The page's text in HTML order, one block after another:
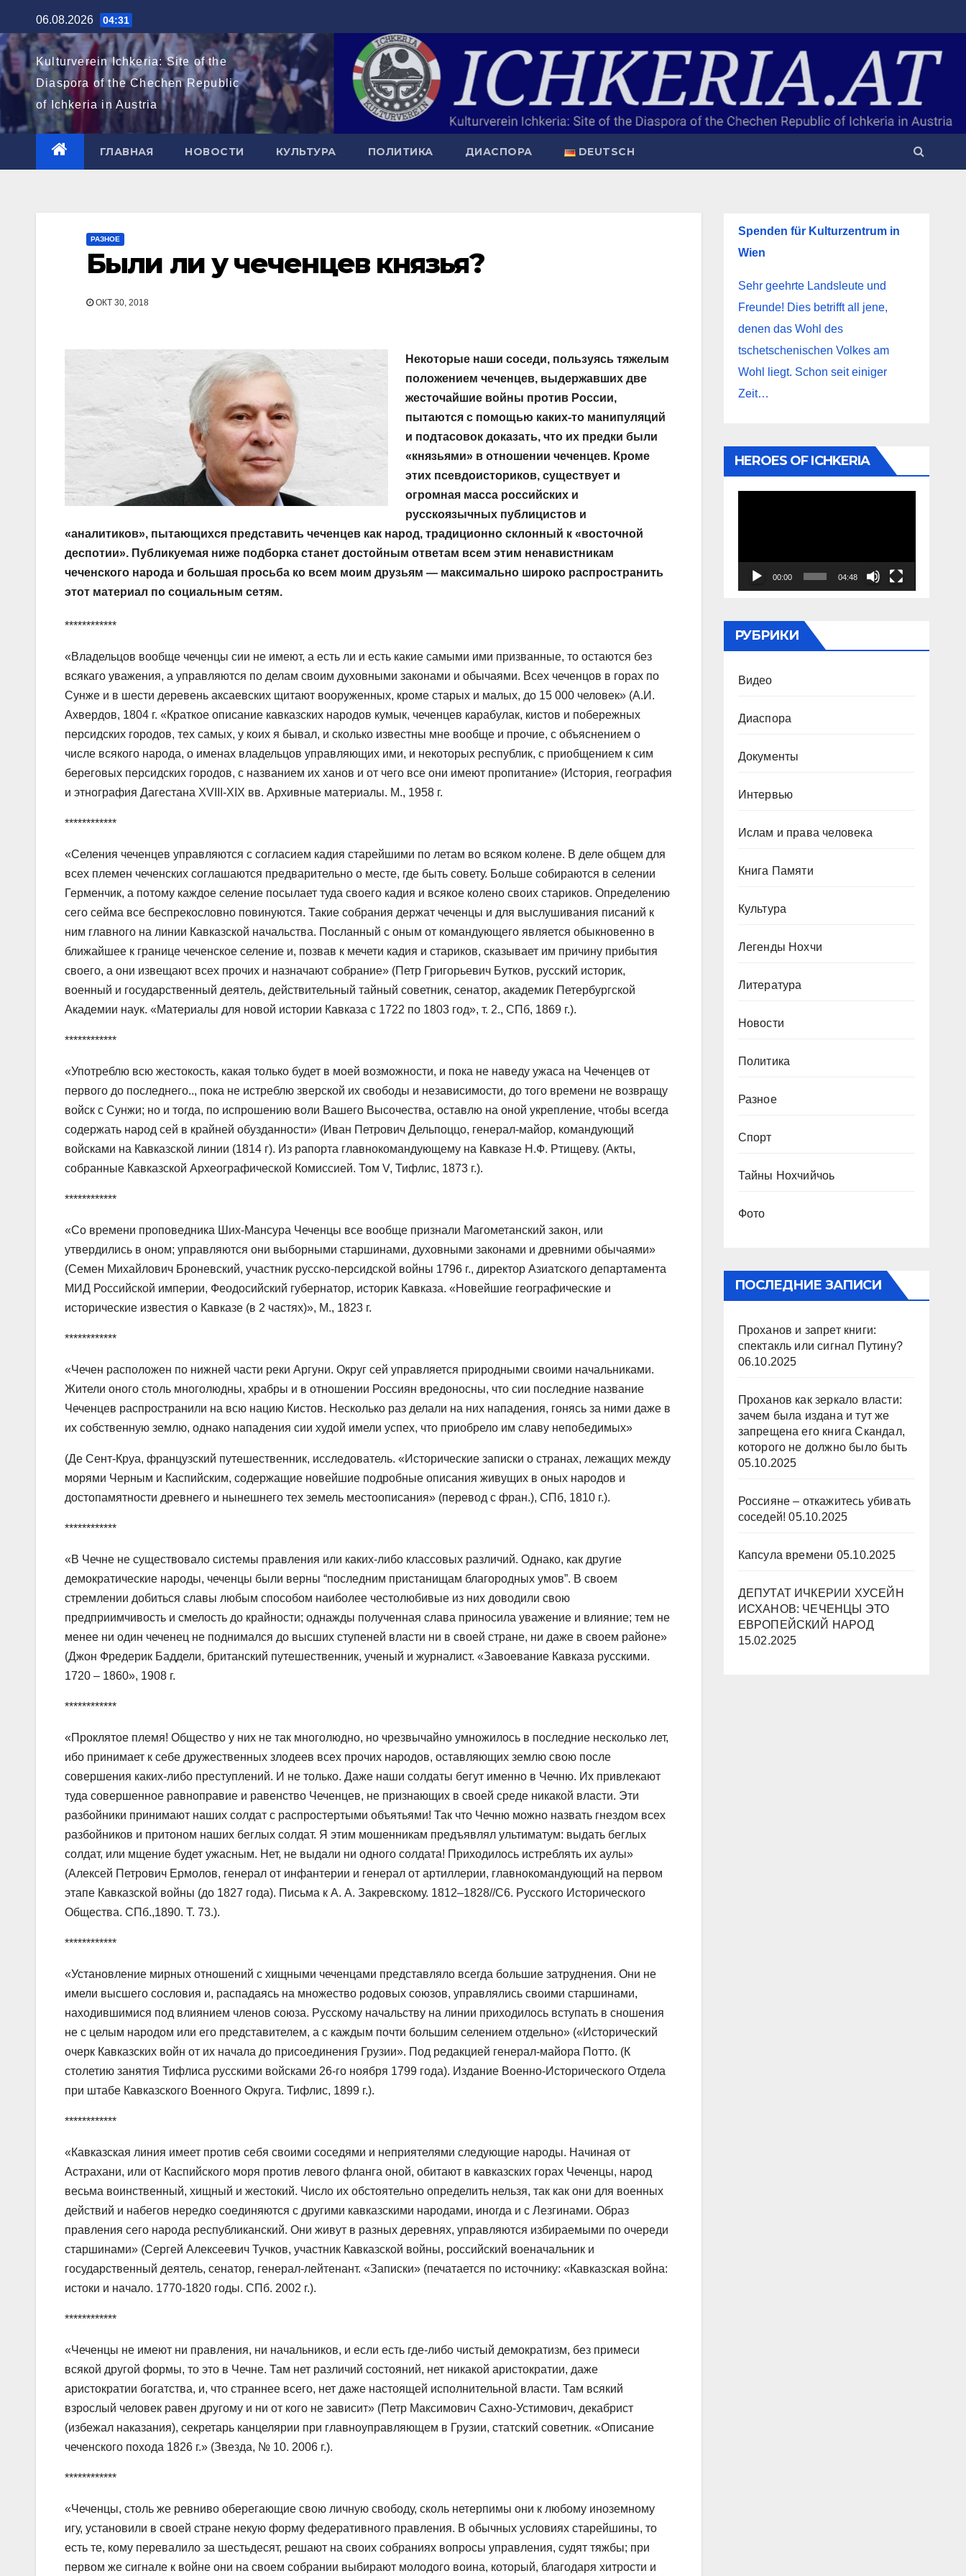
к
содержимому
06.08.2026 04:31
Kulturverein Ichkeria: Site of the
Diaspora of the Chechen Republic
of Ichkeria in Austria
ГЛАВНАЯ НОВОСТИ КУЛЬТУРА ПОЛИТИКА ДИАСПОРА DEUTSCH
РАЗНОЕ
Были ли у чеченцев князья?
ОКТ 30, 2018
Некоторые наши соседи, пользуясь тяжелым
положением чеченцев, выдержавших две
жесточайшие войны против России,
пытаются с помощью каких-то манипуляций
и подтасовок доказать, что их предки были
«князьями» в отношении чеченцев. Кроме
этих псевдоисториков, существует и
огромная масса российских и
русскоязычных публицистов и
«аналитиков», пытающихся представить чеченцев как народ, традиционно склонный к «восточной
деспотии». Публикуемая ниже подборка станет достойным ответам всем этим ненавистникам
чеченского народа и большая просьба ко всем моим друзьям — максимально широко распространить
этот материал по социальным сетям.
************
«Владельцов вообще чеченцы сии не имеют, а есть ли и есть какие самыми ими призванные, то остаются без
всякаго уважения, а управляются по делам своим духовными законами и обычаями. Всех чеченцов в горах по
Сунже и в шести деревень аксаевских щитают вооруженных, кроме старых и малых, до 15 000 человек» (А.И.
Ахвердов, 1804 г. «Краткое описание кавказских народов кумык, чеченцев карабулак, кистов и побережных
персидских городов, тех самых, у коих я бывал, и сколько известны мне вообще и прочие, с объяснением о
числе всякого народа, о именах владельцов управляющих ими, и некоторых республик, с приобщением к сим
береговых персидских городов, с названием их ханов и от чего все они имеют пропитание» (История, география
и этнография Дагестана XVIII-XIX вв. Архивные материалы. М., 1958 г.
************
«Селения чеченцев управляются с согласием кадия старейшими по летам во всяком колене. В деле общем для
всех племен чеченских соглашаются предварительно о месте, где быть совету. Больше собираются в селении
Герменчик, а потому каждое селение посылает туда своего кадия и всякое колено своих стариков. Определению
сего сейма все беспрекословно повинуются. Такие собрания держат чеченцы и для выслушивания писаний к
ним главного на линии Кавказской начальства. Посланный с оным от командующего является обыкновенно в
ближайшее к границе чеченское селение и, позвав к мечети кадия и стариков, сказывает им причину прибытия
своего, а они извещают всех прочих и назначают собрание» (Петр Григорьевич Бутков, русский историк,
военный и государственный деятель, действительный тайный советник, сенатор, академик Петербургской
Академии наук. «Материалы для новой истории Кавказа с 1722 по 1803 год», т. 2., СПб, 1869 г.).
************
«Употреблю всю жестокость, какая только будет в моей возможности, и пока не наведу ужаса на Чеченцев от
первого до последнего.., пока не истреблю зверской их свободы и независимости, до того времени не возвращу
войск с Сунжи; но и тогда, по испрошению воли Вашего Высочества, оставлю на оной укрепление, чтобы всегда
содержать народ сей в крайней обузданности» (Иван Петрович Дельпоццо, генерал-майор, командующий
войсками на Кавказской линии (1814 г). Из рапорта главнокомандующему на Кавказе Н.Ф. Ртищеву. (Акты,
собранные Кавказской Археографической Комиссией. Том V, Тифлис, 1873 г.).
************
«Со времени проповедника Ших-Мансура Чеченцы все вообще признали Магометанский закон, или
утвердились в оном; управляются они выборными старшинами, духовными законами и древними обычаями»
(Семен Михайлович Броневский, участник русско-персидской войны 1796 г., директор Азиатского департамента
МИД Российской империи, Феодосийский губернатор, историк Кавказа. «Новейшие географические и
исторические известия о Кавказе (в 2 частях)», М., 1823 г.
************
«Чечен расположен по нижней части реки Аргуни. Округ сей управляется природными своими начальниками.
Жители оного столь многолюдны, храбры и в отношении Россиян вредоносны, что сии последние название
Чеченцев распространили на всю нацию Кистов. Несколько раз делали на них нападения, гонясь за ними даже в
их собственную землю, однако нападения сии худой имели успех, что приобрело им славу непобедимых»
(Де Сент-Круа, французский путешественник, исследователь. «Исторические записки о странах, лежащих между
морями Черным и Каспийским, содержащие новейшие подробные описания живущих в оных народов и
достопамятности древнего и нынешнего тех земель местоописания» (перевод с фран.), СПб, 1810 г.).
************
«В Чечне не существовало системы правления или каких-либо классовых различий. Однако, как другие
демократические народы, чеченцы были верны “последним пристанищам благородных умов”. В своем
стремлении добиться славы любым способом наиболее честолюбивые из них доводили свою
предприимчивость и смелость до крайности; однажды полученная слава приносила уважение и влияние; тем не
менее ни один чеченец не поднимался до высших ступеней власти ни в своей стране, ни даже в своем районе»
(Джон Фредерик Баддели, британский путешественник, ученый и журналист. «Завоевание Кавказа русскими.
1720 – 1860», 1908 г.
************
«Проклятое племя! Общество у них не так многолюдно, но чрезвычайно умножилось в последние несколько лет,
ибо принимает к себе дружественных злодеев всех прочих народов, оставляющих землю свою после
совершения каких-либо преступлений. И не только. Даже наши солдаты бегут именно в Чечню. Их привлекают
туда совершенное равноправие и равенство Чеченцев, не признающих в своей среде никакой власти. Эти
разбойники принимают наших солдат с распростертыми объятьями! Так что Чечню можно назвать гнездом всех
разбойников и притоном наших беглых солдат. Я этим мошенникам предъявлял ультиматум: выдать беглых
солдат, или мщение будет ужасным. Нет, не выдали ни одного солдата! Приходилось истреблять их аулы»
(Алексей Петрович Ермолов, генерал от инфантерии и генерал от артиллерии, главнокомандующий на первом
этапе Кавказской войны (до 1827 года). Письма к А. А. Закревскому. 1812–1828//С6. Русского Исторического
Общества. СПб.,1890. Т. 73.).
************
«Установление мирных отношений с хищными чеченцами представляло всегда большие затруднения. Они не
имели высшего сословия и, распадаясь на множество родовых союзов, управлялись своими старшинами,
находившимися под влиянием членов союза. Русскому начальству на линии приходилось вступать в сношения
не с целым народом или его представителем, а с каждым почти большим селением отдельно» («Исторический
очерк Кавказских войн от их начала до присоединения Грузии». Под редакцией генерал-майора Потто. (К
столетию занятия Тифлиса русскими войсками 26-го ноября 1799 года). Издание Военно-Исторического Отдела
при штабе Кавказского Военного Округа. Тифлис, 1899 г.).
************
«Кавказская линия имеет против себя своими соседями и неприятелями следующие народы. Начиная от
Астрахани, или от Каспийского моря против левого фланга оной, обитают в кавказских горах Чеченцы, народ
весьма воинственный, хищный и жестокий. Число их обстоятельно определить нельзя, так как они для военных
действий и набегов нередко соединяются с другими кавказскими народами, иногда и с Лезгинами. Образ
правления сего народа республиканский. Они живут в разных деревнях, управляются избираемыми по очереди
старшинами» (Сергей Алексеевич Тучков, участник Кавказской войны, российский военачальник и
государственный деятель, сенатор, генерал-лейтенант. «Записки» (печатается по источнику: «Кавказская война:
истоки и начало. 1770-1820 годы. СПб. 2002 г.).
************
«Чеченцы не имеют ни правления, ни начальников, и если есть где-либо чистый демократизм, без примеси
всякой другой формы, то это в Чечне. Там нет различий состояний, нет никакой аристократии, даже
аристократии богатства, и, что страннее всего, нет даже настоящей исполнительной власти. Там всякий
взрослый человек равен другому и ни от кого не зависит» (Петр Максимович Сахно-Устимович, декабрист
(избежал наказания), секретарь канцелярии при главноуправляющем в Грузии, статский советник. «Описание
чеченского похода 1826 г.» (Звезда, № 10. 2006 г.).
************
«Чеченцы, столь же ревниво оберегающие свою личную свободу, сколь нетерпимы они к любому иноземному
игу, установили в своей стране некую форму федеративного правления. В обычных условиях старейшины, то
есть те, кому перевалило за шестьдесят, решают на своих собраниях вопросы управления, судят тяжбы; при
первом же сигнале к войне они на своем собрании выбирают молодого воина, который, благодаря хитрости и
Spenden für Kulturzentrum in
Wien
Sehr geehrte Landsleute und
Freunde! Dies betrifft all jene,
denen das Wohl des
tschetschenischen Volkes am
Wohl liegt. Schon seit einiger
Zeit…
HEROES OF ICHKERIA
00:00 04:48
РУБРИКИ
Видео
Диаспора
Документы
Интервью
Ислам и права человека
Книга Памяти
Культура
Легенды Нохчи
Литература
Новости
Политика
Разное
Спорт
Тайны Нохчийчоь
Фото
ПОСЛЕДНИЕ ЗАПИСИ
Проханов и запрет книги:
спектакль или сигнал Путину?
06.10.2025
Проханов как зеркало власти:
зачем была издана и тут же
запрещена его книга Скандал,
которого не должно было быть
05.10.2025
Россияне – откажитесь убивать
соседей! 05.10.2025
Капсула времени 05.10.2025
ДЕПУТАТ ИЧКЕРИИ ХУСЕЙН
ИСХАНОВ: ЧЕЧЕНЦЫ ЭТО
ЕВРОПЕЙСКИЙ НАРОД
15.02.2025